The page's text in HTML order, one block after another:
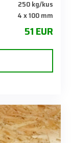
250 kg/kus
4 x 100 mm
51 EUR